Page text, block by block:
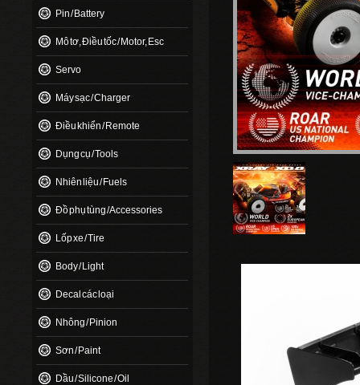
Pin / Battery
Mô tơ, Điều tốc / Motor, Esc
Servo
Máy sạc / Charger
Điều khiển / Remote
Dụng cụ / Tools
Nhiên liệu / Fuels
Đồ phụ tùng / Accessories
Lốp xe / Tire
Body / Light
Decal các loại
Nhông / Pinion
Sơn / Paint
Dầu / Silicone / Oil